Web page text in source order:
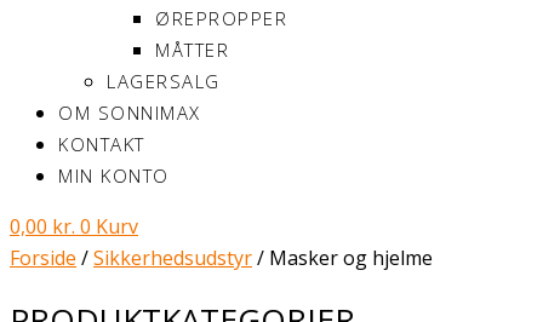
ØREPROPPER
MÅTTER
LAGERSALG
OM SONNIMAX
KONTAKT
MIN KONTO
0,00 kr. 0 Kurv
Forside /Sikkerhedsudstyr/ Masker og hjelme